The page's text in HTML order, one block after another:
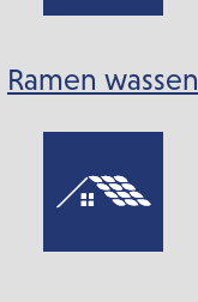
Ramen wassen